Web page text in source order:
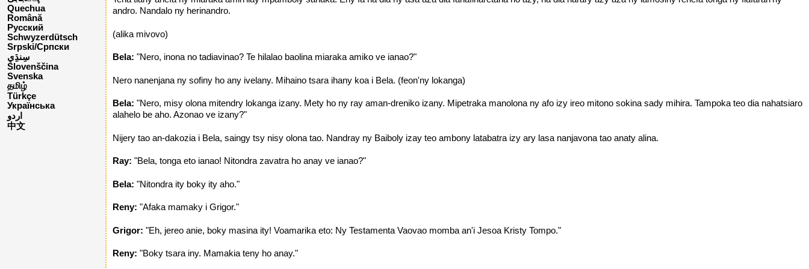
Quechua
Română
Русский
Schwyzerdütsch
Srpski/Српски
Slovenščina
Svenska
தமிழ்
Türkçe
Українська
اردو
中文
andro. Nandalo ny herinandro.
(alika mivovo)
Bela: "Nero, inona no tadiavinao? Te hilalao baolina miaraka amiko ve ianao?"
Nero nanenjana ny sofiny ho any ivelany. Mihaino tsara ihany koa i Bela. (feon'ny lokanga)
Bela: "Nero, misy olona mitendry lokanga izany. Mety ho ny ray aman-dreniko izany. Mipetraka manolona ny afo izy ireo mitono sokina sady mihira. Tampoka teo dia nahatsiaro
alahelo be aho. Azonao ve izany?"
Nijery tao an-dakozia i Bela, saingy tsy nisy olona tao. Nandray ny Baiboly izay teo ambony latabatra izy ary lasa nanjavona tao anaty alina.
Ray: "Bela, tonga eto ianao! Nitondra zavatra ho anay ve ianao?"
Bela: "Nitondra ity boky ity aho."
Reny: "Afaka mamaky i Grigor."
Grigor: "Eh, jereo anie, boky masina ity! Voamarika eto: Ny Testamenta Vaovao momba an'i Jesoa Kristy Tompo."
Reny: "Boky tsara iny. Mamakia teny ho anay."